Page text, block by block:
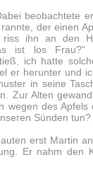
beobachtete
der einen
ihn an den
ist los
ich hatte
er herunter und
in seine
Zur Alten
wegen des Apfels
Sünden tun?
erst Martin
Er nahm den